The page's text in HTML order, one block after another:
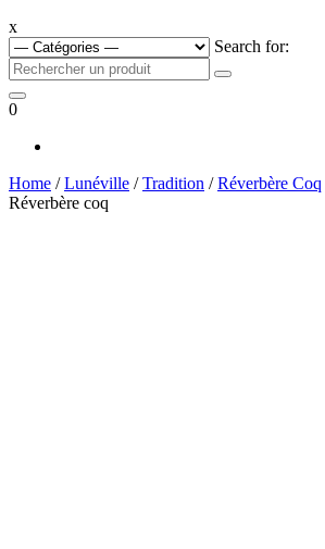
x
Search for:
0
Home /Lunéville /Tradition /Réverbère Coq
Réverbère coq